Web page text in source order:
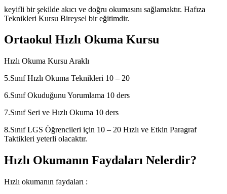
keyifli bir şekilde akıcı ve doğru okumasını sağlamaktır. Hafıza
Teknikleri Kursu Bireysel bir eğitimdir.
Ortaokul Hızlı Okuma Kursu
Hızlı Okuma Kursu Araklı
5.Sınıf Hızlı Okuma Teknikleri 10 – 20
6.Sınıf Okuduğunu Yorumlama 10 ders
7.Sınıf Seri ve Hızlı Okuma 10 ders
8.Sınıf LGS Öğrencileri için 10 – 20 Hızlı ve Etkin Paragraf
Taktikleri yeterli olacaktır.
Hızlı Okumanın Faydaları Nelerdir?
Hızlı okumanın faydaları :